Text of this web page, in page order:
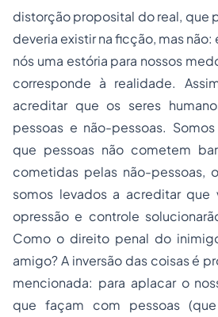
distorção proposital do real, que
deveria existir na ficção, mas não:
nós uma estória para nossos
corresponde à realidade.
acreditar que os seres
pessoas e não-pessoas.
que pessoas não cometem
cometidas pelas não-pessoas,
somos levados a acreditar que
opressão e controle
Como o direito penal do
amigo? A inversão das coisas é
mencionada: para aplacar o
que façam com pessoas